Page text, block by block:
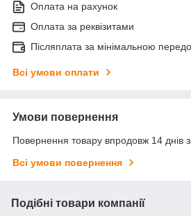
Оплата на рахунок
Оплата за реквізитами
Післяплата за мінімальною
Всі умови оплати
Умови повернення
Повернення товару впродовж 14 днів
Всі умови повернення
Подібні товари компанії